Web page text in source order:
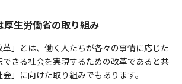
厚生労働省の取り組み
」とは、働く人たちが各々の事情に応じた
きる社会を実現するための改革であると共
」に向けた取り組みでもあります。